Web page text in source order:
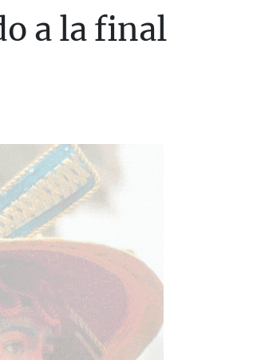
a la final